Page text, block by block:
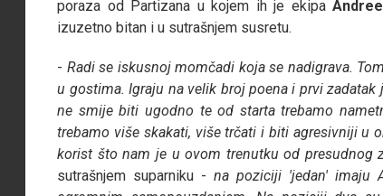
poraza od Partizana u kojem ih je ekipa Andree
izuzetno bitan i u sutrašnjem susretu.
- Radi se iskusnoj momčadi koja se nadigrava.
u gostima. Igraju na velik broj poena i prvi
ne smije biti ugodno te od starta trebamo
trebamo više skakati, više trčati i biti agresivniji u
korist što nam je u ovom trenutku od presudnog
sutrašnjem suparniku -na poziciji 'jedan' imaju